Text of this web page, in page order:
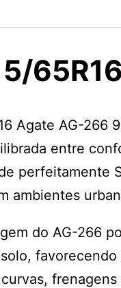
Agate AG-266
entre
perfeitamente
ambientes
do AG-266